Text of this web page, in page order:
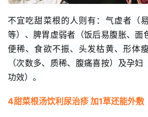
不宜吃甜菜根的人则有：气虚者（
等）、脾胃虚弱者（饭后易腹胀、面
便稀、食欲不振、头发枯黄、形体
（次数多、质稀、腹痛喜按）及孕
功效）。
4甜菜根汤饮利尿治疹 加1草还能外敷